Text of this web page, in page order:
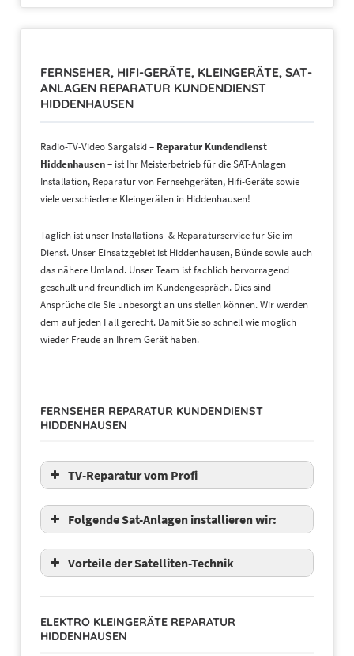
FERNSEHER, HIFI-GERÄTE, KLEINGERÄTE, SAT-
ANLAGEN REPARATUR KUNDENDIENST
HIDDENHAUSEN
Radio-TV-Video Sargalski – Reparatur Kundendienst
Hiddenhausen– ist Ihr Meisterbetrieb für die SAT-Anlagen
Installation, Reparatur von Fernsehgeräten, Hifi-Geräte sowie
viele verschiedene Kleingeräten in Hiddenhausen!
Täglich ist unser Installations- & Reparaturservice für Sie im
Dienst. Unser Einsatzgebiet ist Hiddenhausen, Bünde sowie auch
das nähere Umland. Unser Team ist fachlich hervorragend
geschult und freundlich im Kundengespräch. Dies sind
Ansprüche die Sie unbesorgt an uns stellen können. Wir werden
dem auf jeden Fall gerecht. Damit Sie so schnell wie möglich
wieder Freude an Ihrem Gerät haben.
FERNSEHER REPARATUR KUNDENDIENST
HIDDENHAUSEN
TV-Reparatur vom Profi
Folgende Sat-Anlagen installieren wir:
Fuba
Hirschmann
Humax
Selfsat
Vorteile der Satelliten-Technik
ELEKTRO KLEINGERÄTE REPARATUR
HIDDENHAUSEN